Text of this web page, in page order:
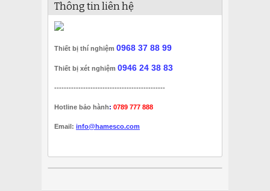
Thông tin liên hệ
Thiết bị thí nghiệm 0968 37 88 99
Thiết bị xét nghiệm 0946 24 38 83
----------------------------------------------
Hotline bảo hành: 0789 777 888
Email: info@hamesco.com